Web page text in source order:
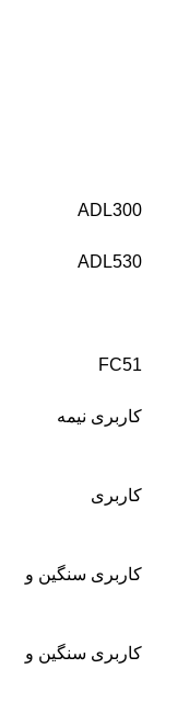
ADL300
ADL530
FC51
کاربری نیمه
کاربری
کاربری سنگین و
کاربری سنگین و